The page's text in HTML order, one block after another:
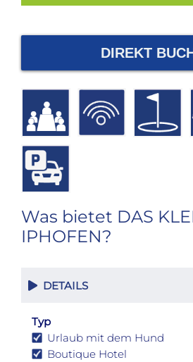
DIREKT
Was bietet DAS
IPHOFEN?
DETAILS
Typ
Urlaub mit dem Hund
Boutique Hotel